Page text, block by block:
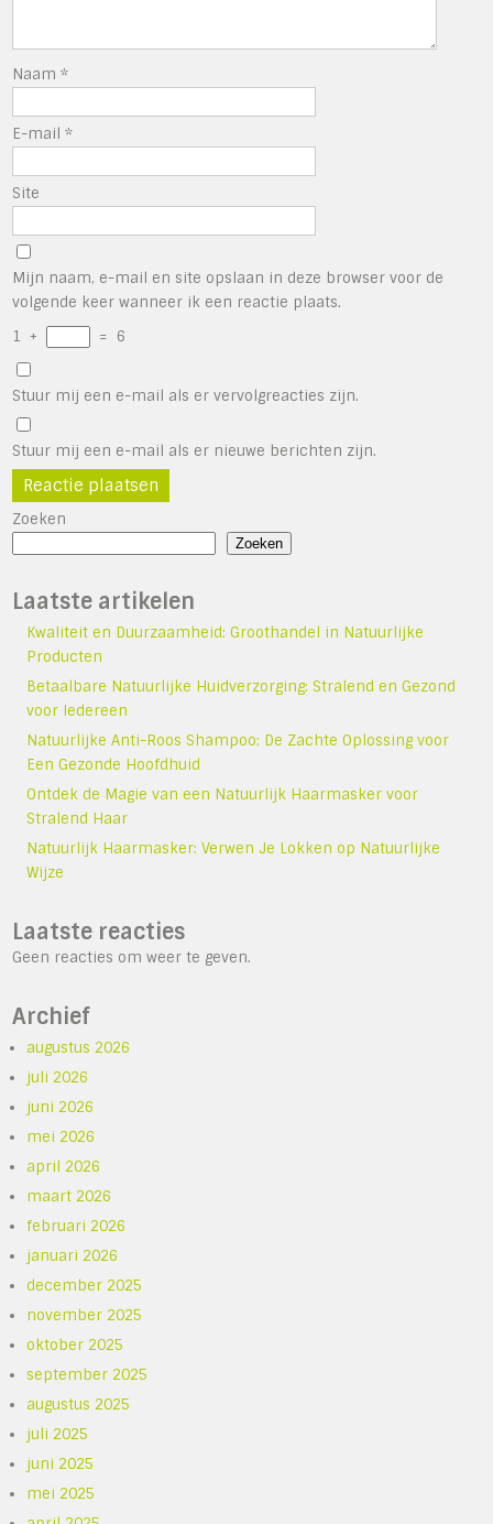
Naam*
E-mail*
Site
Mijn naam, e-mail en site opslaan in deze browser voor de
volgende keer wanneer ik een reactie plaats.
1 + = 6
Stuur mij een e-mail als er vervolgreacties zijn.
Stuur mij een e-mail als er nieuwe berichten zijn.
Zoeken
Zoeken
Laatste artikelen
Kwaliteit en Duurzaamheid: Groothandel in Natuurlijke
Producten
Betaalbare Natuurlijke Huidverzorging: Stralend en Gezond
voor Iedereen
Natuurlijke Anti-Roos Shampoo: De Zachte Oplossing voor
Een Gezonde Hoofdhuid
Ontdek de Magie van een Natuurlijk Haarmasker voor
Stralend Haar
Natuurlijk Haarmasker: Verwen Je Lokken op Natuurlijke
Wijze
Laatste reacties
Geen reacties om weer te geven.
Archief
augustus 2026
juli 2026
juni 2026
mei 2026
april 2026
maart 2026
februari 2026
januari 2026
december 2025
november 2025
oktober 2025
september 2025
augustus 2025
juli 2025
juni 2025
mei 2025